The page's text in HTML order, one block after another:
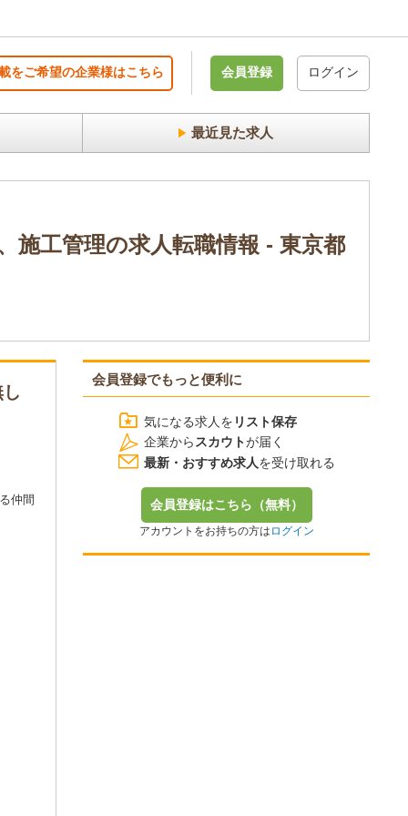
をご希望の企業様はこちら 会員登録 ログイン
最近見た求人
工管理の求人転職情報 - 東京都
仲間
会員登録でもっと便利に
気になる求人を リスト保存
企業から スカウトが届く
最新・おすすめ求人を受け取れる
会員登録はこちら（無料）
アカウントをお持ちの方は ログイン